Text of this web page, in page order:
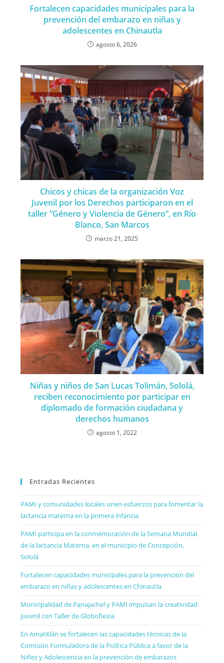
Fortalecen capacidades municipales para la
prevención del embarazo en niñas y
adolescentes en Chinautla
agosto 6, 2026
Chicos y chicas de la organización Voz
Juvenil por los Derechos participaron en el
taller “Género y Violencia de Género”, en Río
Blanco, San Marcos
marzo 21, 2025
Niñas y niños de San Lucas Tolimán, Sololá,
reciben reconocimiento por participar en
diplomado de formación ciudadana y
derechos humanos
agosto 1, 2022
Entradas Recientes
PAMI y comunidades locales unen esfuerzos para fomentar la
lactancia materna en la primera infancia
PAMI participa en la conmemoración de la Semana Mundial
de la lactancia Materna, en el municipio de Concepción,
Sololá
Fortalecen capacidades municipales para la prevención del
embarazo en niñas y adolescentes en Chinautla
Municipalidad de Panajachel y PAMI impulsan la creatividad
juvenil con Taller de Globoflexia
En Amatitlán se fortalecen las capacidades técnicas de la
Comisión Formuladora de la Política Pública a favor de la
Niñez y Adolescencia en la prevención de embarazos